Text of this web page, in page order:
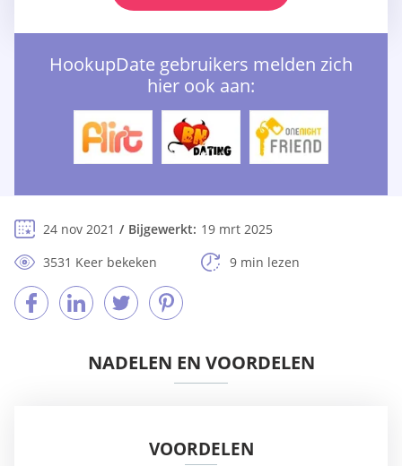
HookupDate gebruikers melden zich
hier ook aan:
24 nov 2021 Bijgewerkt: 19 mrt 2025
3531 Keer bekeken
9 min lezen
NADELEN EN VOORDELEN
VOORDELEN